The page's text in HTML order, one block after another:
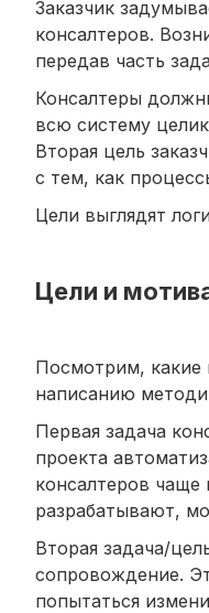
Заказчик
консалтеров.
передав часть
Консалтеры
всю систему
Вторая цель
с тем, как
Цели выглядят
Цели и
Посмотрим, какие
написанию
Первая задача
проекта
консалтеров чаще
разрабатывают,
Вторая задача/
сопровождение.
попытаться